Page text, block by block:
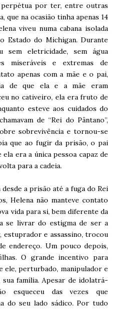
por ter, entre outras
que na ocasião tinha apenas 14
viveu numa cabana isolada
Estado do Michigan. Durante
sem eletricidade, sem água
miseráveis e extremas de
apenas com a mãe e o pai,
de que ela e a mãe eram
no cativeiro, ela era fruto de
esteve aos cuidados do
de “Rei do Pântano”,
sobrevivência e tornou-se
que ao fugir da prisão, o pai
era a única pessoa capaz de
para a cadeia.
a prisão até a fuga do Rei
Helena não manteve contato
vida para si, bem diferente da
se livrar do estigma de ser a
estuprador e assassino, trocou
endereço. Um pouco depois,
O grande incentivo para
ele, perturbado, manipulador e
família. Apesar de idolatrá-
esqueceu das vezes que
do seu lado sádico. Por tudo